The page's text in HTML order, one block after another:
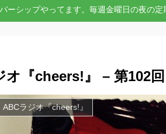
ーシップやってます。毎週金曜日の夜の
オ『cheers!』 – 第102回
ABCラジオ『cheers!』